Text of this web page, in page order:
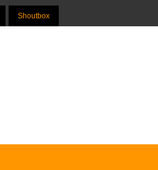
Shoutbox